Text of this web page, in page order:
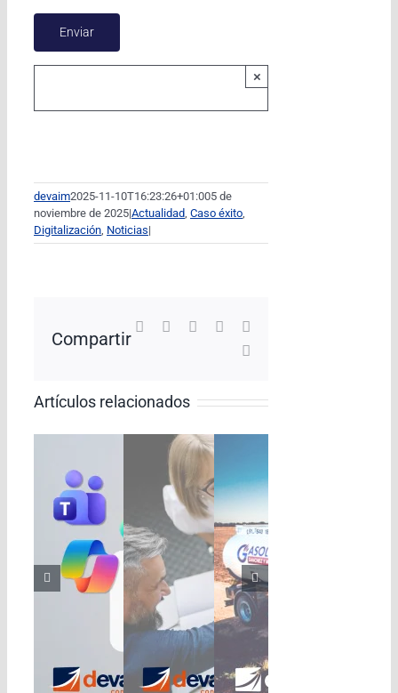
×
devaim2025-11-10T16:23:26+01:005 de
noviembre de 2025|Actualidad, Caso éxito,
Digitalización, Noticias|
Compartir
Facebook LinkedInWhatsApp
Artículos relacionados
y
y Murcia